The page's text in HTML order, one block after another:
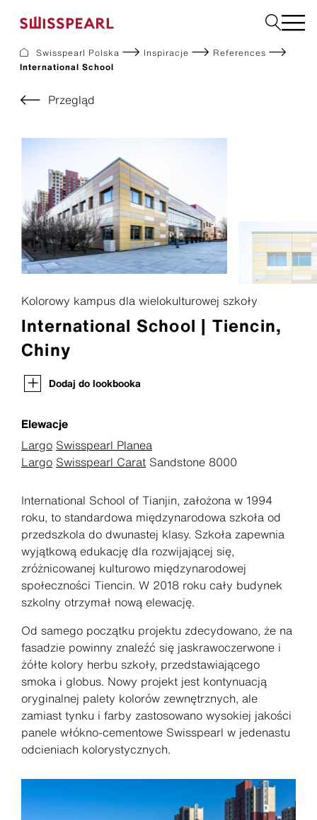
O nas
Usługi
Inspiracje
Do pobrania
Zrównoważony rozwój
Elewacje
Dachy
Płyty użytkowe
Ogród
Zamów próbkę
Swisspearl Polska Inspiracje
References
International School
Przegląd
Kolorowy kampus dla wielokulturowej szkoły
International School | Tiencin,
Chiny
Dodaj do lookbooka
Elewacje
Largo Swisspearl Planea
Largo Swisspearl Carat Sandstone 8000
International School of Tianjin, założona w 1994
roku, to standardowa międzynarodowa szkoła od
przedszkola do dwunastej klasy. Szkoła zapewnia
wyjątkową edukację dla rozwijającej się,
zróżnicowanej kulturowo międzynarodowej
społeczności Tiencin. W 2018 roku cały budynek
szkolny otrzymał nową elewację.
Od samego początku projektu zdecydowano, że na
fasadzie powinny znaleźć się jaskrawoczerwone i
żółte kolory herbu szkoły, przedstawiającego
smoka i globus. Nowy projekt jest kontynuacją
oryginalnej palety kolorów zewnętrznych, ale
zamiast tynku i farby zastosowano wysokiej jakości
panele włókno-cementowe Swisspearl w jedenastu
odcieniach kolorystycznych.